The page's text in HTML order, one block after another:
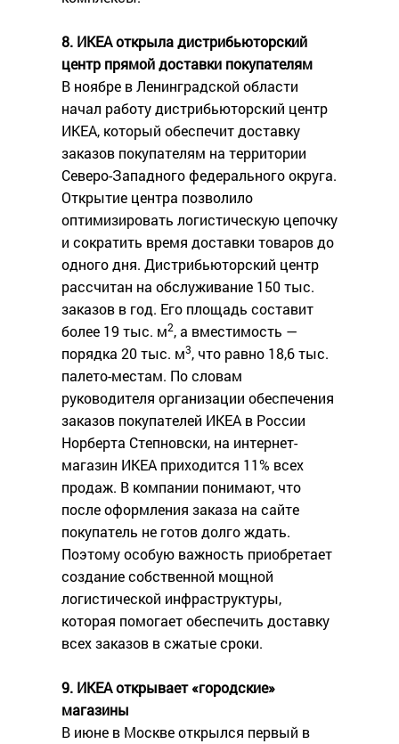
8. ИКЕА открыла дистрибьюторский
центр прямой доставки покупателям
В ноябре в Ленинградской области
начал работу дистрибьюторский центр
ИКЕА, который обеспечит доставку
заказов покупателям на территории
Северо-Западного федерального округа.
Открытие центра позволило
оптимизировать логистическую цепочку
и сократить время доставки товаров до
одного дня. Дистрибьюторский центр
рассчитан на обслуживание 150 тыс.
заказов в год. Его площадь составит
более 19 тыс. м2, а вместимость —
порядка 20 тыс. м3, что равно 18,6 тыс.
палето-местам. По словам
руководителя организации обеспечения
заказов покупателей ИКЕА в России
Норберта Степновски, на интернет-
магазин ИКЕА приходится 11% всех
продаж. В компании понимают, что
после оформления заказа на сайте
покупатель не готов долго ждать.
Поэтому особую важность приобретает
создание собственной мощной
логистической инфраструктуры,
которая помогает обеспечить доставку
всех заказов в сжатые сроки.
9. ИКЕА открывает «городские»
магазины
В июне в Москве открылся первый в